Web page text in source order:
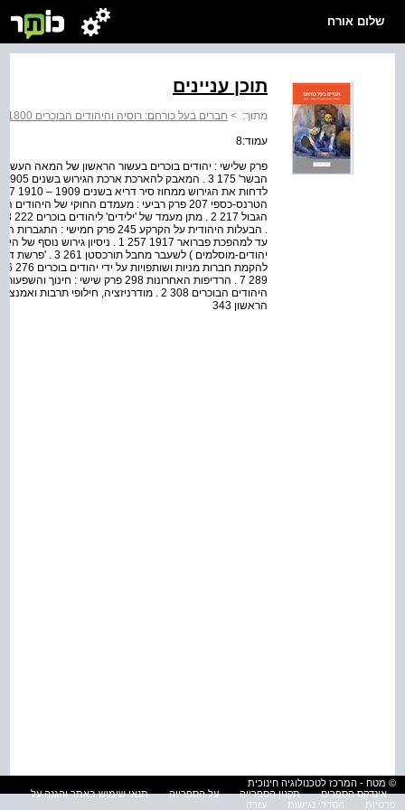
שלום אורח
תוכן עניינים
מתוך: > חברים בעל כורחם: רוסיה והיהודים הבוכרים 1800 – 1917
עמוד:8
. הבעלות היהודית על הקרקע 245
הראשון 343
© מטח - המרכז לטכנולוגיה חינוכית
אינדקס הספרים
תקנון הספרייה על הספרייה
תנאי שימוש באתר והגנה על
פרטיות
הסדרי נגישות עזרה